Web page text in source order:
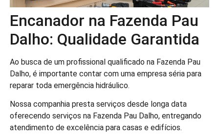
Encanador na Fazenda Pau
Dalho: Qualidade Garantida
Ao busca de um profissional qualificado na Fazenda Pau
Dalho, é importante contar com uma empresa séria para
reparar toda emergência hidráulico.
Nossa companhia presta serviços desde longa data
oferecendo serviços na Fazenda Pau Dalho, entregando
atendimento de excelência para casas e edifícios.